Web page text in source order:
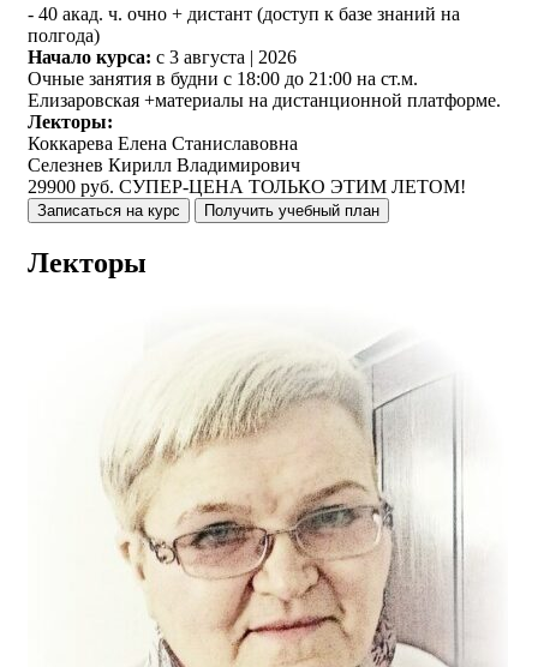
- 40 акад. ч. очно + дистант (доступ к базе знаний на
полгода)
Начало курса: с 3 августа | 2026
Очные занятия в будни с 18:00 до 21:00 на ст.м.
Елизаровская +материалы на дистанционной платформе.
Лекторы:
Коккарева Елена Станиславовна
Селезнев Кирилл Владимирович
29900 руб. СУПЕР-ЦЕНА ТОЛЬКО ЭТИМ ЛЕТОМ!
Записаться на курс Получить учебный план
Лекторы